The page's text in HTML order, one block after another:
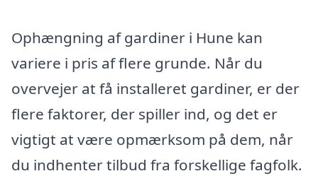
Ophængning af gardiner i Hune kan
variere i pris af flere grunde. Når du
overvejer at få installeret gardiner, er der
flere faktorer, der spiller ind, og det er
vigtigt at være opmærksom på dem, når
du indhenter tilbud fra forskellige fagfolk.